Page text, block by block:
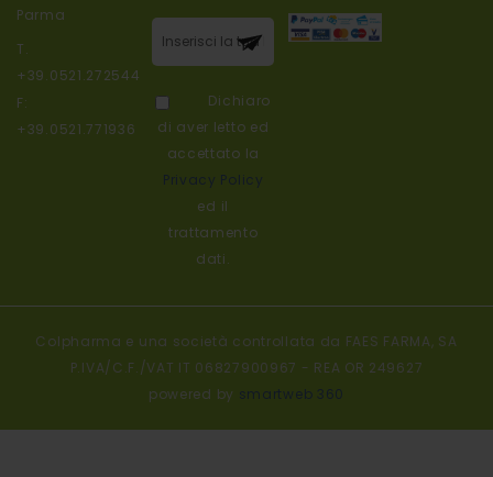
Parma
T.
+39.0521.272544
F:
+39.0521.771936
Iscriviti alla
nostra
Dichiaro
di aver letto ed
accettato la
ed il
trattamento
dati.
Colpharma e una società controllata da FAES FARMA, SA
P.IVA/C.F./VAT IT 06827900967 - REA OR 249627
powered by